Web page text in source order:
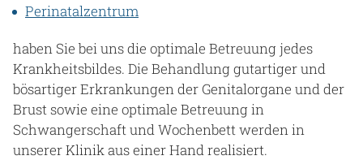
Perinatalzentrum
haben Sie bei uns die optimale Betreuung jedes
Krankheitsbildes. Die Behandlung gutartiger und
bösartiger Erkrankungen der Genitalorgane und der
Brust sowie eine optimale Betreuung in
Schwangerschaft und Wochenbett werden in
unserer Klinik aus einer Hand realisiert.